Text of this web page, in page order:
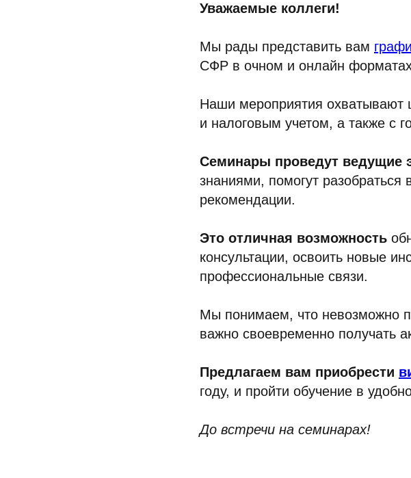
Уважаемые коллеги!
Мы рады представить вам
СФР в очном и онлайн
Наши мероприятия охватывают
и налоговым учетом, а также с
Семинары проведут ведущие
знаниями, помогут разобраться
рекомендации.
Это отличная возможность
консультации, освоить новые
профессиональные связи.
Мы понимаем, что невозможно
важно своевременно получать
Предлагаем вам приобрести
году, и пройти обучение в
До встречи на семинарах!